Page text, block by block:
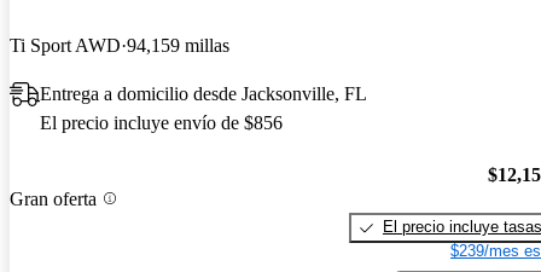
Ti Sport AWD 94,159 millas
Entrega a domicilio desde Jacksonville, FL
El precio incluye envío de $856
Gran oferta
El precio incluye tasas
$239/mes